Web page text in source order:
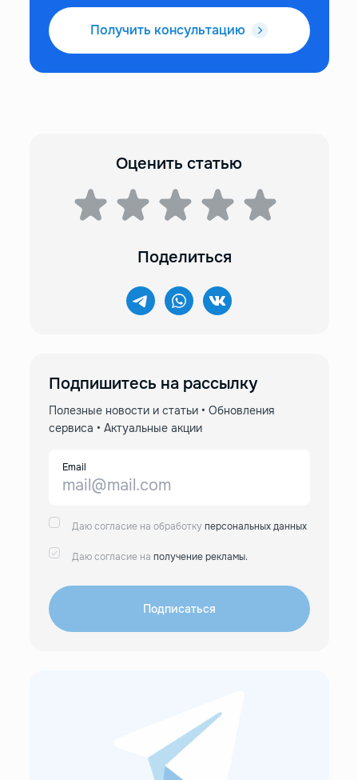
Получить консультацию
Оценить статью
Поделиться
Подпишитесь на рассылку
Полезные новости и статьи • Обновления
сервиса • Актуальные акции
Email
Даю согласие на обработкуперсональных данных
Даю согласие на получение рекламы.
Подписаться